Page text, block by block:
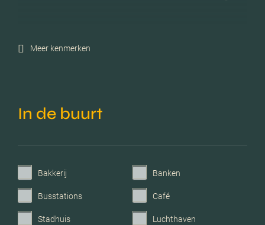
Meer kenmerken
In de buurt
Bakkerij Banken
Busstations Café
Stadhuis Luchthaven